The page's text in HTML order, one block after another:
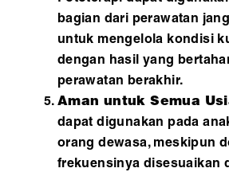
bagian dari perawatan
untuk mengelola kondisi
dengan hasil yang
perawatan berakhir.
Aman untuk Semua
dapat digunakan pada
orang dewasa, meskipun
frekuensinya disesuaikan